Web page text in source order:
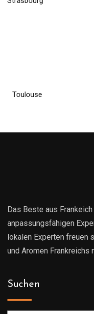
Toulouse
Das Beste aus Frankeich
anpassungsfähigen
lokalen Experten freuen
und Aromen Frankreichs
Suchen